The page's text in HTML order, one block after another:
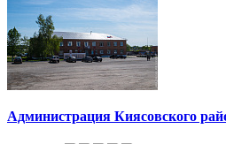
Администрация Киясовского